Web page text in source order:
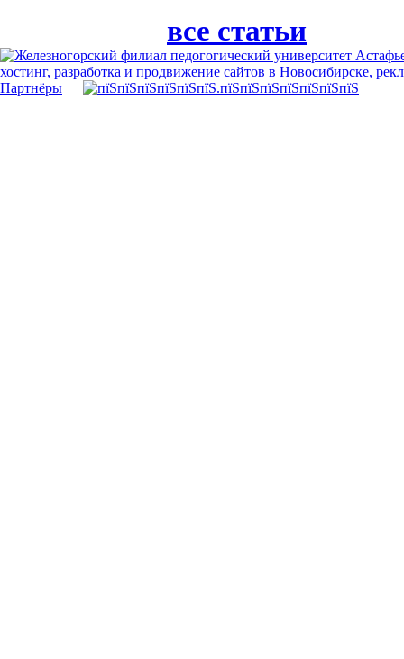
все статьи
хостинг, разработка и продвижение сайтов в Новосибирске,
Партнёры